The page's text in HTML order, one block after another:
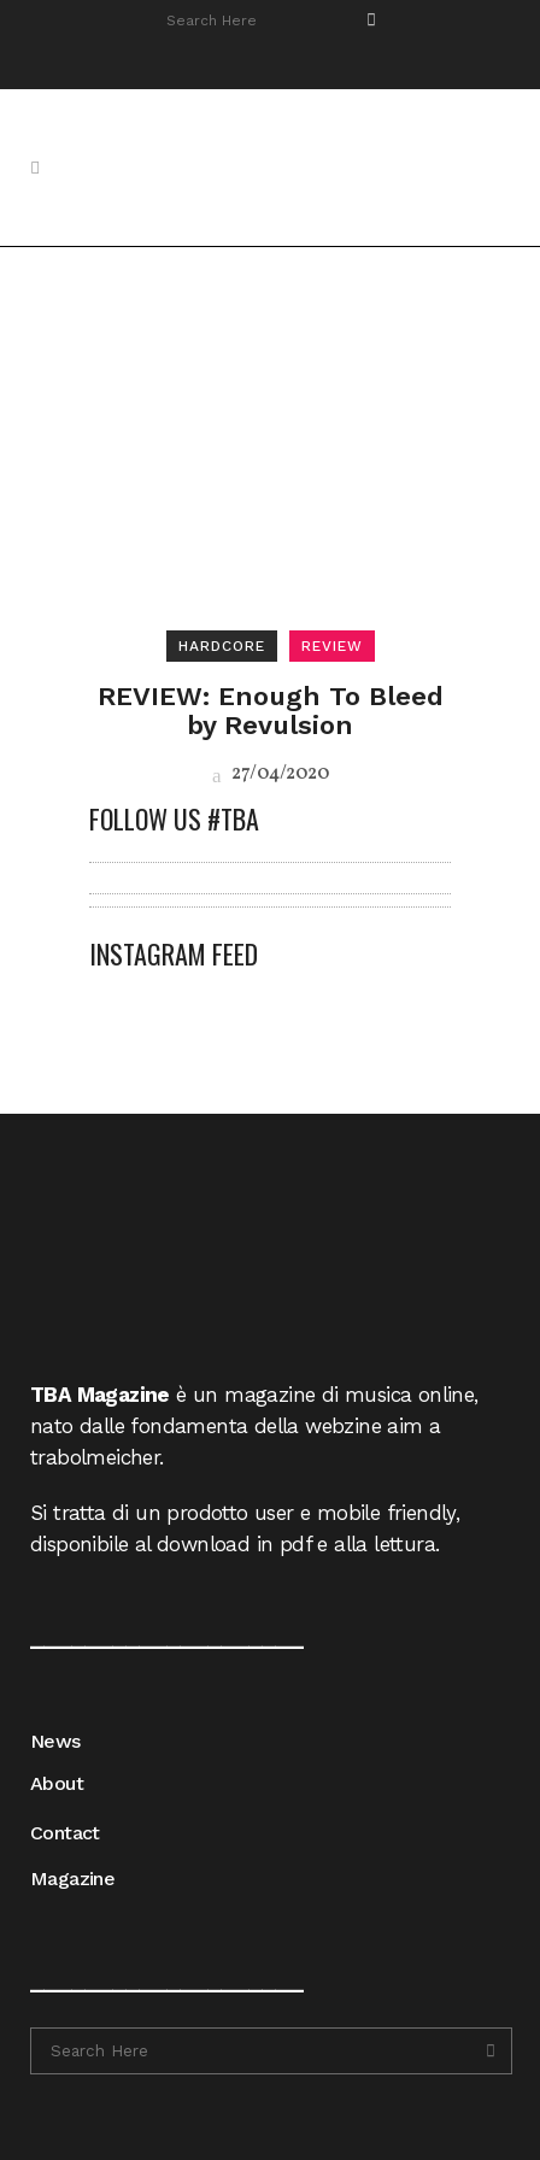
HARDCORE REVIEW
REVIEW: Enough To Bleed
by Revulsion
27/04/2020
FOLLOW US #TBA
INSTAGRAM FEED
TBA Magazine è un magazine di musica online,
nato dalle fondamenta della webzine aim a
trabolmeicher.
Si tratta di un prodotto user e mobile friendly,
disponibile al download in pdf e alla lettura.
News
About
Contact
Magazine